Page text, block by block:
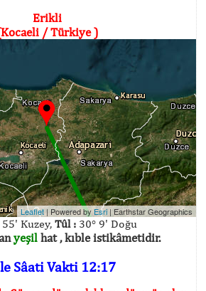
Erikli
/ Türkiye )
Leaflet| Powered byEsri | Earthstar Geographics
55' Kuzey, Tûl : 30° 9' Doğu
yeşilhat , kıble istikâmetidir.
Sâati Vakti 12:17